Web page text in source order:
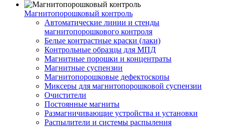
Магнитопорошковый контроль
Автоматические линии и стенды
магнитопорошкового контроля
Белые контрастные краски (лаки)
Контрольные образцы для МПД
Магнитные порошки и концентраты
Магнитные суспензии
Магнитопорошковые дефектоскопы
Миксеры для магнитопорошковой суспензии
Очистители
Постоянные магниты
Размагничивающие устройства и установки
Распылители и системы распыления